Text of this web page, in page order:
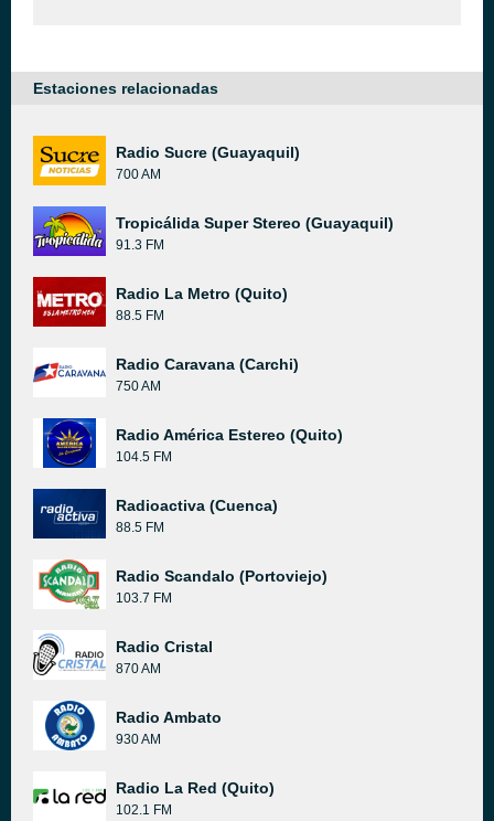
Estaciones relacionadas
Radio Sucre (Guayaquil)
700 AM
Tropicálida Super Stereo (Guayaquil)
91.3 FM
Radio La Metro (Quito)
88.5 FM
Radio Caravana (Carchi)
750 AM
Radio América Estereo (Quito)
104.5 FM
Radioactiva (Cuenca)
88.5 FM
Radio Scandalo (Portoviejo)
103.7 FM
Radio Cristal
870 AM
Radio Ambato
930 AM
Radio La Red (Quito)
102.1 FM